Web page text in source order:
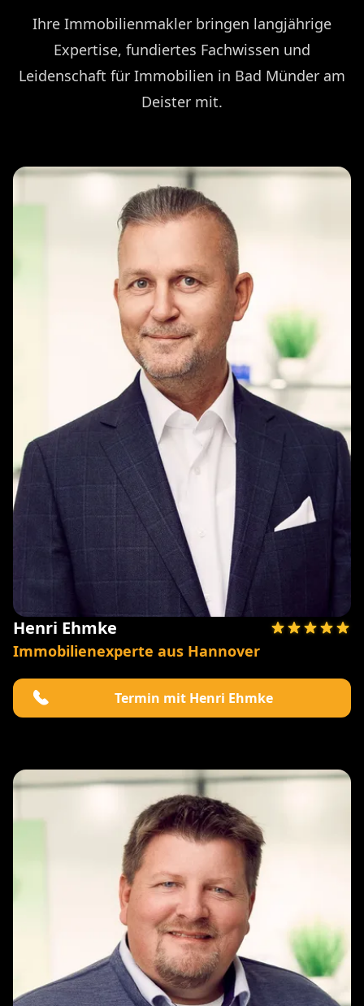
Ihre Immobilienmakler bringen langjährige
Expertise, fundiertes Fachwissen und
Leidenschaft für Immobilien in Bad Münder am
Deister mit.
Henri Ehmke
Immobilienexperte aus Hannover
Termin mit Henri Ehmke